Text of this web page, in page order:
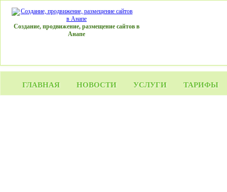
Создание, продвижение, размещение сайтов в
Анапе
ГЛАВНАЯ НОВОСТИ УСЛУГИ ТАРИФЫ